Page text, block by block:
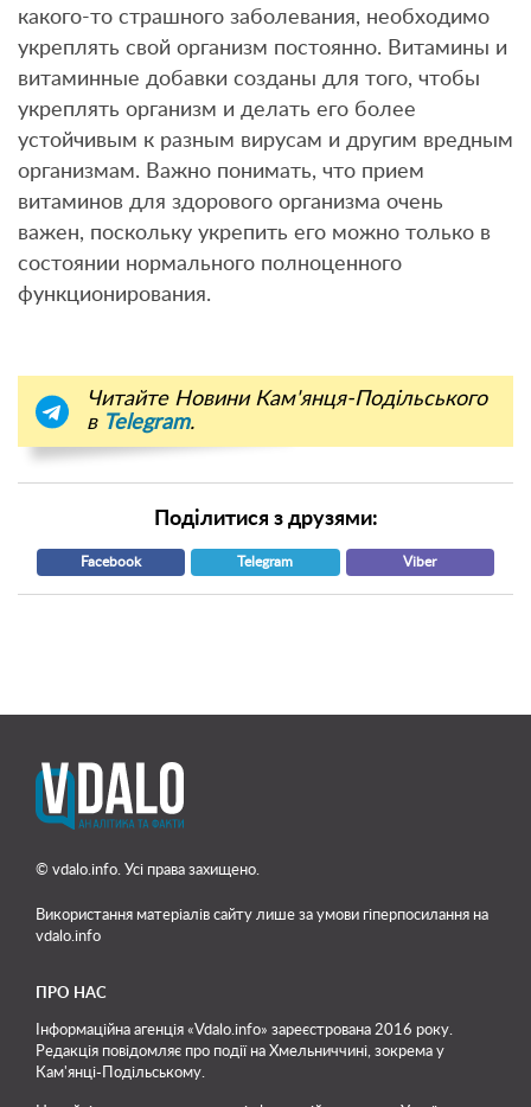
какого-то страшного заболевания, необходимо
укреплять свой организм постоянно. Витамины и
витаминные добавки созданы для того, чтобы
укреплять организм и делать его более
устойчивым к разным вирусам и другим вредным
организмам. Важно понимать, что прием
витаминов для здорового организма очень
важен, поскольку укрепить его можно только в
состоянии нормального полноценного
функционирования.
Читайте Новини Кам'янця-Подільського
в Telegram.
Поділитися з друзями:
Facebook Telegram Viber
© vdalo.info. Усі права захищено.
Використання матеріалів сайту лише за умови гіперпосилання на
vdalo.info
ПРО НАС
Інформаційна агенція «Vdalo.info» зареєстрована 2016 року.
Редакція повідомляє про події на Хмельниччині, зокрема у
Кам'янці-Подільському.